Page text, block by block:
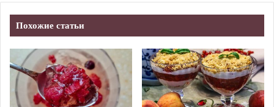
Похожие статьи